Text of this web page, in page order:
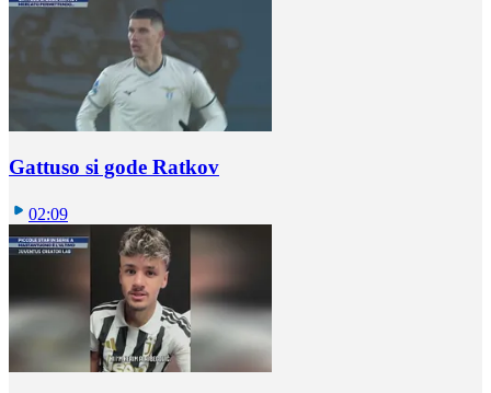
Gattuso si gode Ratkov
02:09